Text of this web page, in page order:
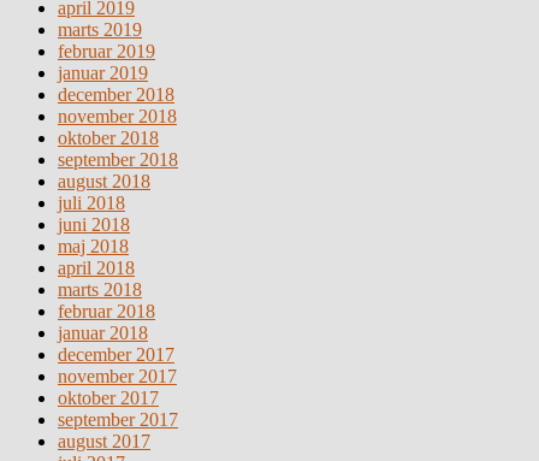
april 2019
marts 2019
februar 2019
januar 2019
december 2018
november 2018
oktober 2018
september 2018
august 2018
juli 2018
juni 2018
maj 2018
april 2018
marts 2018
februar 2018
januar 2018
december 2017
november 2017
oktober 2017
september 2017
august 2017